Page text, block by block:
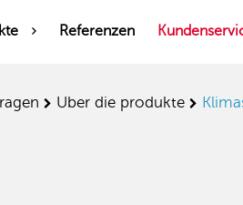
Referenzen
uber die produkte